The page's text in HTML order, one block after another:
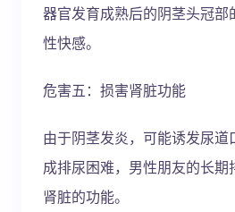
器官发育成熟后的阴茎头冠部
性快感。
危害五：损害肾脏功能
由于阴茎发炎，可能诱发尿
成排尿困难，男性朋友的长期
肾脏的功能。